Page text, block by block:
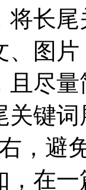
将长
、图
且尽
关键
，避
在